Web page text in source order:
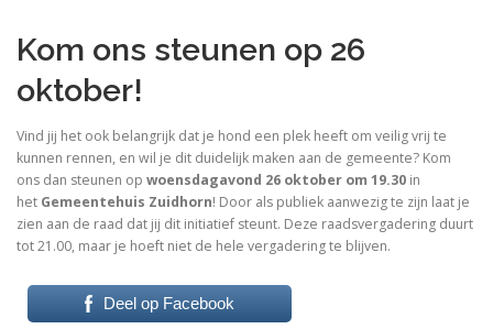
Kom ons steunen op 26
oktober!
Vind jij het ook belangrijk dat je hond een plek heeft om veilig vrij te
kunnen rennen, en wil je dit duidelijk maken aan de gemeente? Kom
ons dan steunen op woensdagavond 26 oktober om 19.30 in
het Gemeentehuis Zuidhorn! Door als publiek aanwezig te zijn laat je
zien aan de raad dat jij dit initiatief steunt. Deze raadsvergadering duurt
tot 21.00, maar je hoeft niet de hele vergadering te blijven.
Deel op Facebook